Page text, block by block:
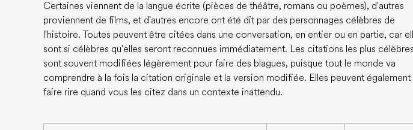
Certaines viennent de la langue écrite (pièces de théâtre, romans ou poèmes), d'autres
proviennent de films, et d'autres encore ont été dit par des personnages célèbres de
l'histoire. Toutes peuvent être citées dans une conversation, en entier ou en partie, car
sont si célèbres qu'elles seront reconnues immédiatement. Les citations les plus célèbres
sont souvent modifiées légèrement pour faire des blagues, puisque tout le monde va
comprendre à la fois la citation originale et la version modifiée. Elles peuvent également
faire rire quand vous les citez dans un contexte inattendu.